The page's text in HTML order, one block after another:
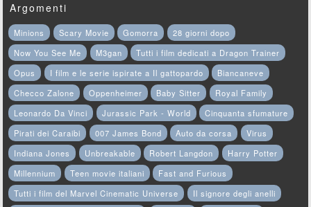
Argomenti
Minions Scary Movie Gomorra
28 giorni dopo
Now You See Me
M3gan
Tutti i film dedicati a Dragon Trainer
Opus
I film e le serie ispirate a Il gattopardo
Biancaneve
Checco Zalone
Oppenheimer Baby Sitter
Royal Family
Leonardo Da Vinci
Jurassic Park - World
Cinquanta sfumature
Pirati dei Caraibi
007 James Bond Auto da corsa
Virus
Indiana Jones
Unbreakable Robert Langdon
Harry Potter
Millennium
Teen movie italiani
Fast and Furious
Tutti i film del Marvel Cinematic Universe
Il signore degli anelli